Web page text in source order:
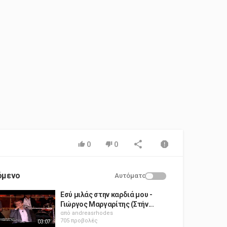
0 0
Αυτόματο
03:07
Εσύ μιλάς στην καρδιά μου -
Γιώργος Μαργαρίτης (Στήν...
από andreasrhodes
705 προβολές